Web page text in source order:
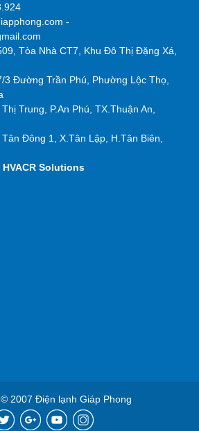
-
Tòa Nhà CT7, Khu Đô Thị Đặng Xá,
3 Đường Trần Phú, Phường Lộc Thọ,
Trung, P.An Phú, TX.Thuận An,
Đông 1, X.Tân Lập, H.Tân Biên,
Solutions
2007 Điện lạnh Giáp Phong